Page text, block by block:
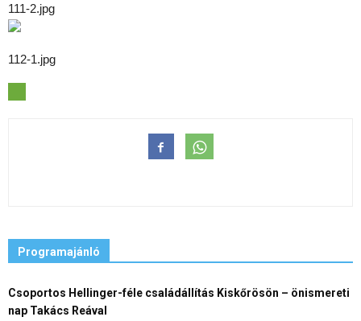
111-2.jpg
112-1.jpg
Programajánló
Csoportos Hellinger-féle családállítás Kiskőrösön – önismereti
nap Takács Reával